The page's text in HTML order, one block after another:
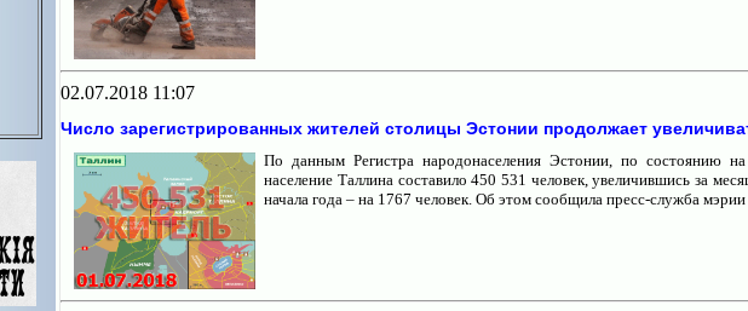
02.07.2018 11:07
Число зарегистрированных жителей столицы Эстонии продолжает
По данным Регистра народонаселения Эстонии, по состоянию
население Таллина составило 450 531 человек, увеличившись за
начала года – на 1767 человек. Об этом сообщила пресс-служба